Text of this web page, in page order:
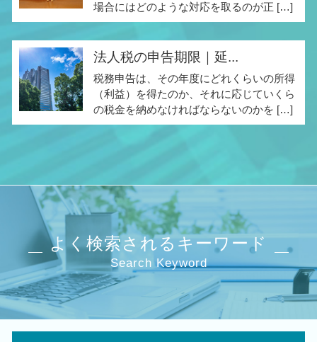
場合にはどのような対応を取るのが正 […]
法人税の申告期限｜延...
税務申告は、その年度にどれくらいの所得
（利益）を得たのか、それに応じていくら
の税金を納めなければならないのかを […]
よく検索されるキーワード
Search Keyword